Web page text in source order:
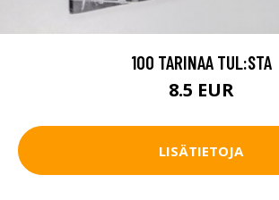
100 TARINAA TUL:STA
8.5 EUR
LISÄTIETOJA